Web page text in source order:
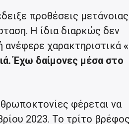
προθέσεις
Η ίδια διαρκώς δεν
ανέφερε χαρακτηριστικά
Έχω δαίμονες μέσα στο
φέρεται να
2023. Το τρίτο βρέφος